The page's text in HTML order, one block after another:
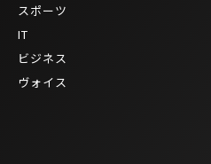
スポーツ
IT
ビジネス
ヴォイス